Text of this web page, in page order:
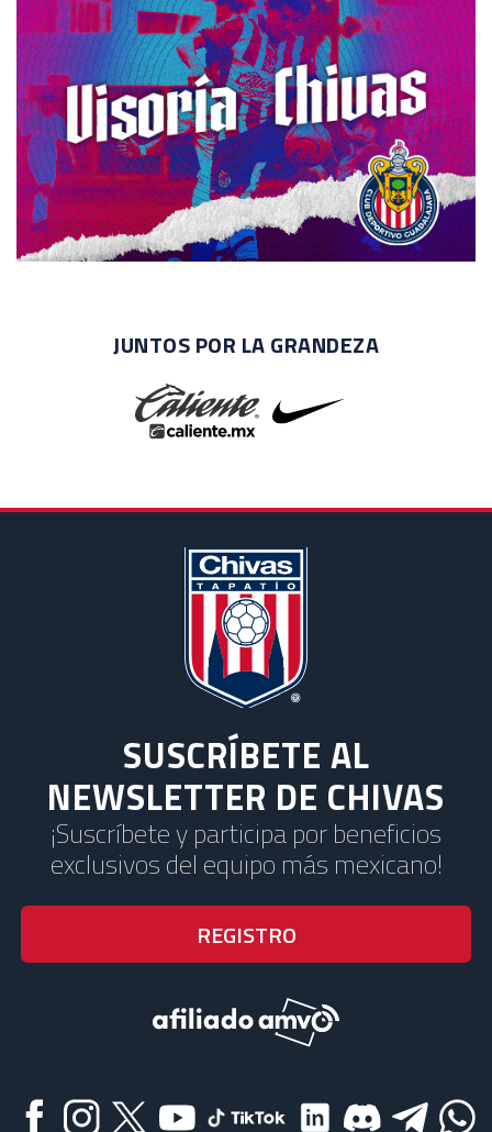
JUNTOS POR LA GRANDEZA
SUSCRÍBETE AL
NEWSLETTER DE CHIVAS
¡Suscríbete y participa por beneficios
exclusivos del equipo más mexicano!